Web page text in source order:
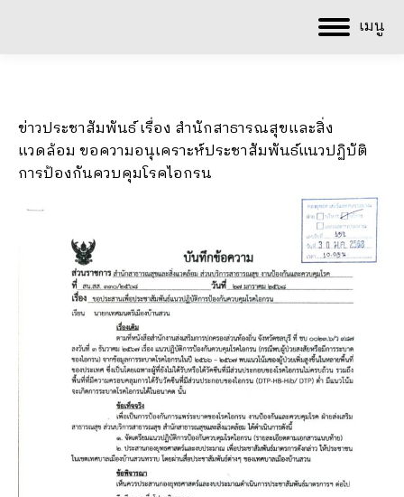
เมนู
ข่าวประชาสัมพันธ์ เรื่อง สำนักสาธารณสุขและสิ่ง
แวดล้อม ขอความอนุเคราะห์ประชาสัมพันธ์แนวปฏิบัติ
การป้องกันควบคุมโรคไอกรน